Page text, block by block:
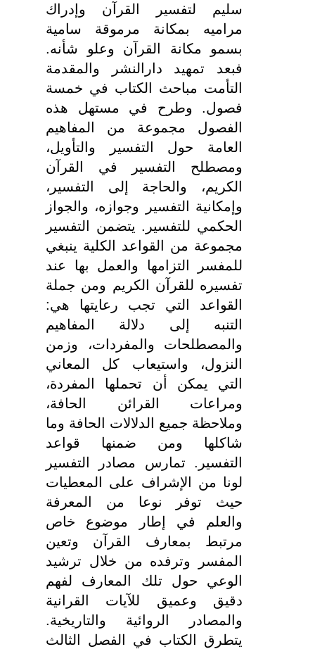
سليم لتفسير القرآن وإدراك
مراميه بمكانة مرموقة سامية
بسمو مكانة القرآن وعلو شأنه.
فبعد تمهيد دارالنشر والمقدمة
التأمت مباحث الكتاب في خمسة
فصول. وطرح في مستهل هذه
الفصول مجموعة من المفاهيم
العامة حول التفسير والتأويل،
ومصطلح التفسير في القرآن
الكريم، والحاجة إلى التفسير،
وإمكانية التفسير وجوازه، والجواز
الحكمي للتفسير. يتضمن التفسير
مجموعة من القواعد الكلية ينبغي
للمفسر التزامها والعمل بها عند
تفسيره للقرآن الكريم ومن جملة
القواعد التي تجب رعايتها هي:
التنبه إلى دلالة المفاهيم
والمصطلحات والمفردات، وزمن
النزول، واستيعاب كل المعاني
التي يمكن أن تحملها المفردة،
ومراعات القرائن الحافة،
وملاحظة جميع الدلالات الحافة وما
شاكلها ومن ضمنها قواعد
التفسير. تمارس مصادر التفسير
لونا من الإشراف على المعطيات
حيث توفر نوعا من المعرفة
والعلم في إطار موضوع خاص
مرتبط بمعارف القرآن وتعين
المفسر وترفده من خلال ترشيد
الوعي حول تلك المعارف لفهم
دقيق وعميق للآيات القرانية
والمصادر الروائية والتاريخية.
يتطرق الكتاب في الفصل الثالث